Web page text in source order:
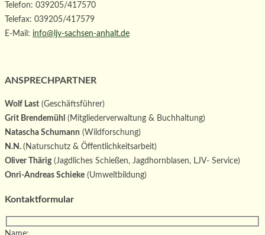
Telefon: 039205/417570
Telefax: 039205/417579
E-Mail: info@ljv-sachsen-anhalt.de
ANSPRECHPARTNER
Wolf Last (Geschäftsführer)
Grit Brendemühl (Mitgliederverwaltung & Buchhaltung)
Natascha Schumann (Wildforschung)
N.N. (Naturschutz & Öffentlichkeitsarbeit)
Oliver Thärig(Jagdliches Schießen, Jagdhornblasen, LJV- Service)
Onri-Andreas Schieke (Umweltbildung)
Kontaktformular